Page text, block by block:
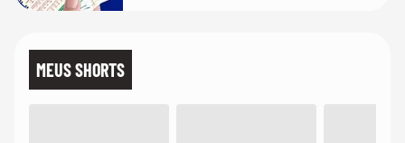
MEUS SHORTS